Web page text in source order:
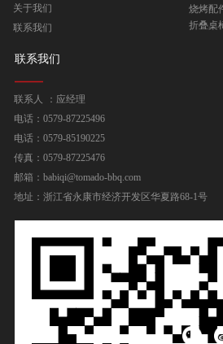
关于我们
联系我们
烧烤配
折叠桌
联系我们
联系人 ：应经理
电话：0579-87225496
电话：0579-85190225
传真：0579-87225476
邮箱：babiqi@tomado-bbq.com
地址：浙江省永康市经济开发区华夏路68-1号